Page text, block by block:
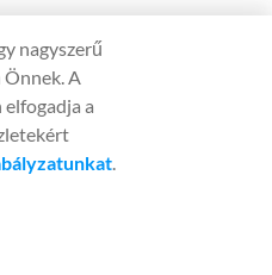
itt az ideje, hogy elkezdje
ír, fontos, hogy világos
nagyszerű
A
a
.